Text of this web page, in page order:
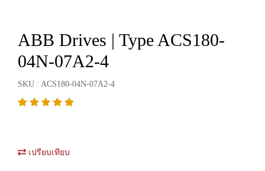
ABB Drives | Type ACS180-
04N-07A2-4
SKU : ACS180-04N-07A2-4
เปรียบเทียบ